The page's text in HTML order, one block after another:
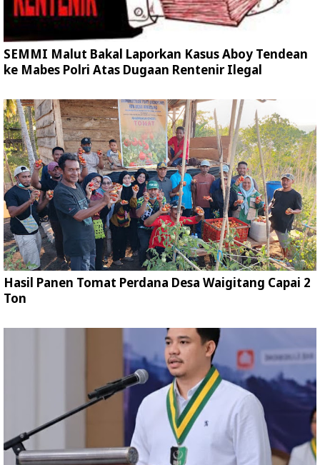
SEMMI Malut Bakal Laporkan Kasus Aboy Tendean
ke Mabes Polri Atas Dugaan Rentenir Ilegal
Hasil Panen Tomat Perdana Desa Waigitang Capai 2
Ton